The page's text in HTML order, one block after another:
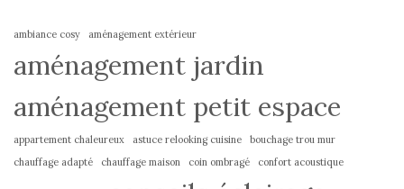
ambiance cosy aménagement extérieur
aménagement jardin
aménagement petit espace
appartement chaleureux astuce relooking cuisine
bouchage trou mur
chauffage adapté
chauffage maison coin ombragé confort acoustique